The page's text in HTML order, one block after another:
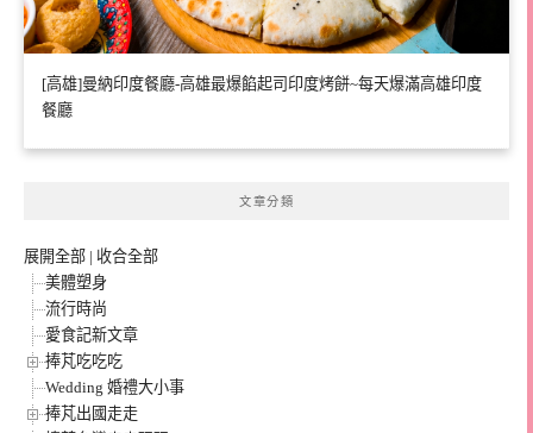
[高雄]曼納印度餐廳-高雄最爆餡起司印度烤餅~每天爆滿高雄印度
餐廳
文章分類
展開全部 | 收合全部
美體塑身
流行時尚
愛食記新文章
捧芃吃吃吃
Wedding 婚禮大小事
捧芃出國走走